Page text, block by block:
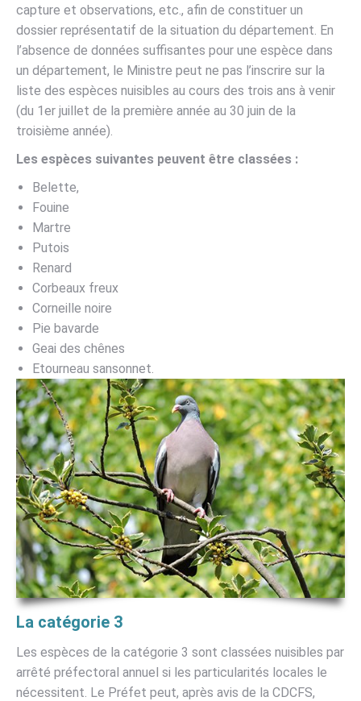
capture et observations, etc., afin de constituer un
dossier représentatif de la situation du département. En
l’absence de données suffisantes pour une espèce dans
un département, le Ministre peut ne pas l’inscrire sur la
liste des espèces nuisibles au cours des trois ans à venir
(du 1er juillet de la première année au 30 juin de la
troisième année).
Les espèces suivantes peuvent être classées :
Belette,
Fouine
Martre
Putois
Renard
Corbeaux freux
Corneille noire
Pie bavarde
Geai des chênes
Etourneau sansonnet.
La catégorie 3
Les espèces de la catégorie 3 sont classées nuisibles par
arrêté préfectoral annuel si les particularités locales le
nécessitent. Le Préfet peut, après avis de la CDCFS,